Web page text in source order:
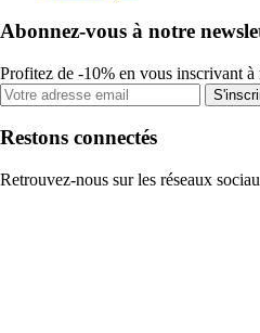
Abonnez-vous à notre
Profitez de -10% en vous inscrivant à
Restons connectés
Retrouvez-nous sur les réseaux